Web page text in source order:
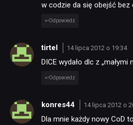
w codzie da się obejść bez
Odpowiedz
tirtel 14 lipca 2012 o 19:34
DICE wydało dlc z „małymi
Odpowiedz
konres44 14 lipca 2012 o
Dla mnie każdy nowy CoD